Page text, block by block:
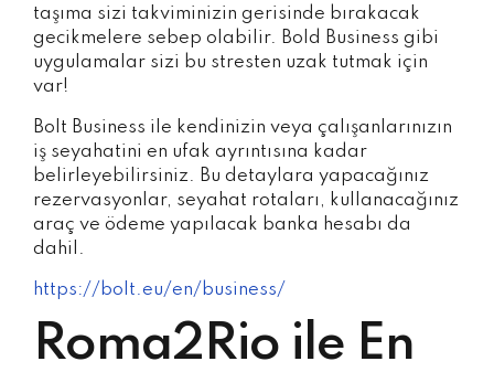
taşıma sizi takviminizin gerisinde bırakacak
gecikmelere sebep olabilir. Bold Business gibi
uygulamalar sizi bu stresten uzak tutmak için
var!
Bolt Business ile kendinizin veya çalışanlarınızın
iş seyahatini en ufak ayrıntısına kadar
belirleyebilirsiniz. Bu detaylara yapacağınız
rezervasyonlar, seyahat rotaları, kullanacağınız
araç ve ödeme yapılacak banka hesabı da
dahil.
https://bolt.eu/en/business/
Roma2Rio ile En